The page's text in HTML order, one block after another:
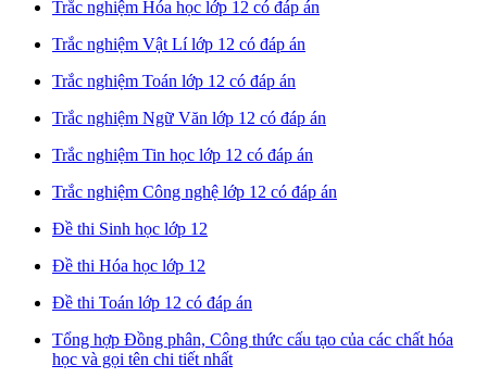
Trắc nghiệm Hóa học lớp 12 có đáp án
Trắc nghiệm Vật Lí lớp 12 có đáp án
Trắc nghiệm Toán lớp 12 có đáp án
Trắc nghiệm Ngữ Văn lớp 12 có đáp án
Trắc nghiệm Tin học lớp 12 có đáp án
Trắc nghiệm Công nghệ lớp 12 có đáp án
Đề thi Sinh học lớp 12
Đề thi Hóa học lớp 12
Đề thi Toán lớp 12 có đáp án
Tổng hợp Đồng phân, Công thức cấu tạo của các chất hóa
học và gọi tên chi tiết nhất